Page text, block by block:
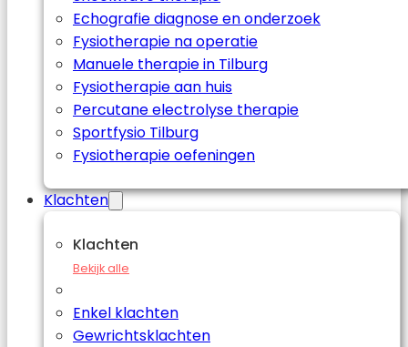
Echografie diagnose en onderzoek
Fysiotherapie na operatie
Manuele therapie in Tilburg
Fysiotherapie aan huis
Percutane electrolyse therapie
Sportfysio Tilburg
Fysiotherapie oefeningen
Klachten
Klachten
Bekijk alle
Enkel klachten
Gewrichtsklachten